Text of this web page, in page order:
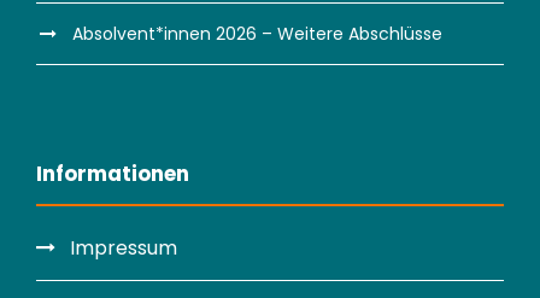
Absolvent*innen 2026 – Weitere Abschlüsse
Informationen
Impressum